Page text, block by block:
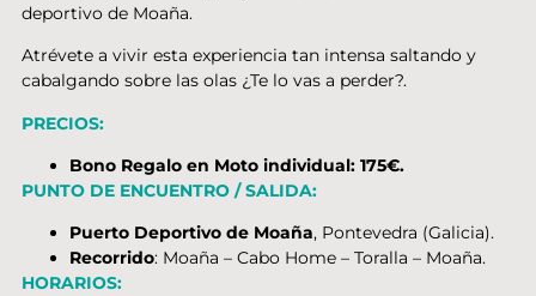
deportivo de Moaña.
Atrévete a vivir esta experiencia tan intensa saltando y
cabalgando sobre las olas ¿Te lo vas a perder?.
PRECIOS:
Bono Regalo en Moto individual: 175€.
PUNTO DE ENCUENTRO / SALIDA:
Puerto Deportivo de Moaña, Pontevedra (Galicia).
Recorrido: Moaña – Cabo Home – Toralla – Moaña.
HORARIOS: